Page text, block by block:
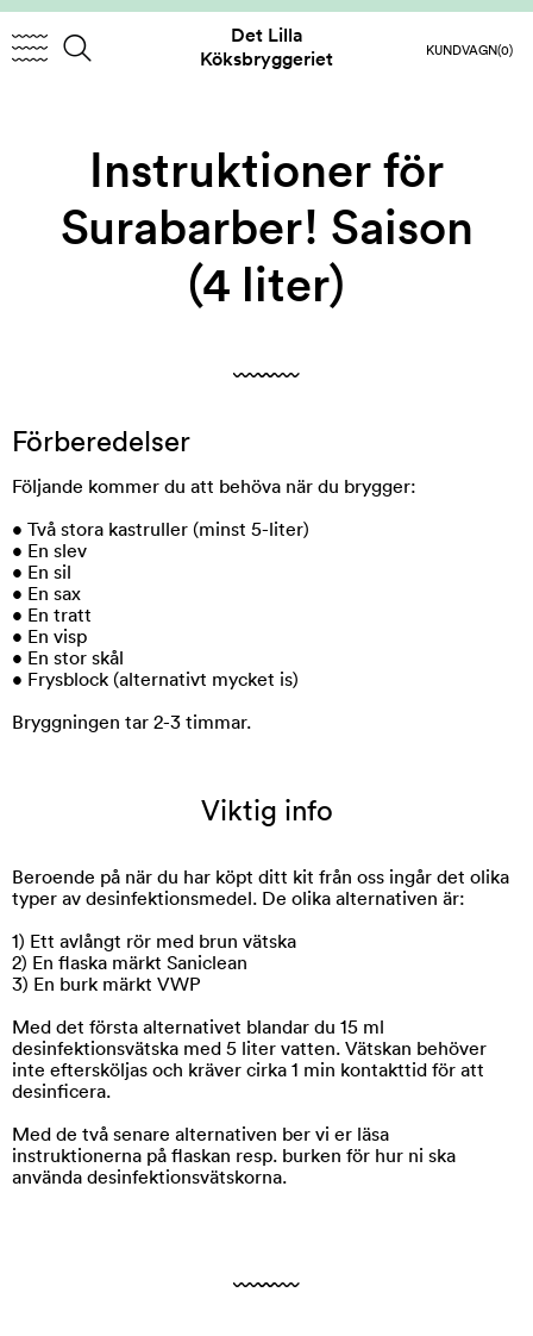
Det Lilla
Köksbryggeriet
KUNDVAGN(0)
Instruktioner för
Surabarber! Saison
(4 liter)
Förberedelser
Följande kommer du att behöva när du brygger:
• Två stora kastruller (minst 5-liter)
• En slev
• En sil
• En sax
• En tratt
• En visp
• En stor skål
• Frysblock (alternativt mycket is)
Bryggningen tar 2-3 timmar.
Viktig info
Beroende på när du har köpt ditt kit från oss ingår det olika
typer av desinfektionsmedel. De olika alternativen är:
1) Ett avlångt rör med brun vätska
2) En flaska märkt Saniclean
3) En burk märkt VWP
Med det första alternativet blandar du 15 ml
desinfektionsvätska med 5 liter vatten. Vätskan behöver
inte eftersköljas och kräver cirka 1 min kontakttid för att
desinficera.
Med de två senare alternativen ber vi er läsa
instruktionerna på flaskan resp. burken för hur ni ska
använda desinfektionsvätskorna.